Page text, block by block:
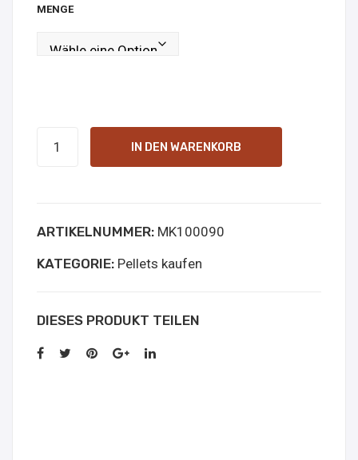
MENGE
Online
Kopen
IN DEN WARENKORB
ARTIKELNUMMER: MK100090
KATEGORIE: Pellets kaufen
DIESES PRODUKT TEILEN